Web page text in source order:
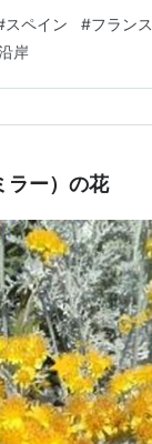
スペイン #フランス
岸
ー）の花